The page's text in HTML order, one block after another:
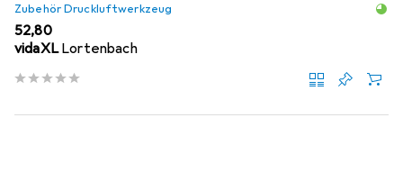
Zubehör Druckluftwerkzeug
EUR
52,80
vidaXL Lortenbach